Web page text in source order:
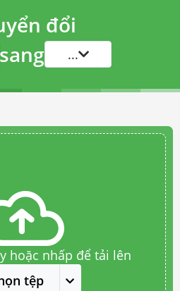
đổi
sang ...
hoặc nhấp để tải lên
tệp